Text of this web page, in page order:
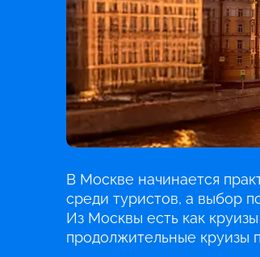
В Москве начинается
среди туристов, а выбор
Из Москвы есть как
продолжительные круизы